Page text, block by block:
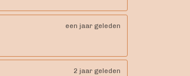
een jaar geleden
2 jaar geleden